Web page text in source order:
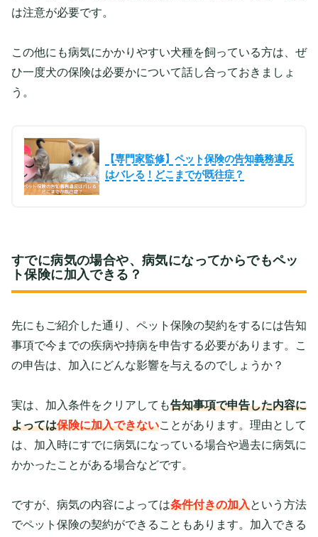
は注意が必要です。
この他にも病気にかかりやすい犬種を飼っている方は、ぜ
ひ一度犬の保険は必要かについて話し合っておきましょ
う。
【専門家監修】ペット保険の告知義務違反
はバレる！どこまでが既往症？
すでに病気の場合や、病気になってからでもペッ
ト保険に加入できる？
先にもご紹介した通り、ペット保険の契約をするには告知
事項で今までの疾病や持病を申告する必要があります。こ
の申告は、加入にどんな影響を与えるのでしょうか？
実は、加入条件をクリアしても告知事項で申告した内容に
よっては保険に加入できないことがあります。理由として
は、加入時にすでに病気になっている場合や過去に病気に
かかったことがある場合などです。
ですが、病気の内容によっては条件付きの加入という方法
でペット保険の契約ができることもあります。加入できる